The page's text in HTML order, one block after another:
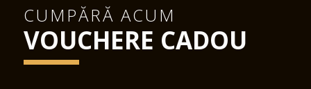
CUMPĂRĂ ACUM
VOUCHERE CADOU